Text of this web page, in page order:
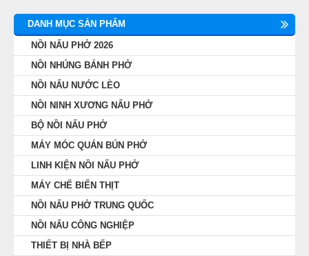
DANH MỤC SẢN PHẨM
NỒI NẤU PHỞ 2026
NỒI NHÚNG BÁNH PHỞ
NỒI NẤU NƯỚC LÈO
NỒI NINH XƯƠNG NẤU PHỞ
BỘ NỒI NẤU PHỞ
MÁY MÓC QUÁN BÚN PHỞ
LINH KIỆN NỒI NẤU PHỞ
MÁY CHẾ BIẾN THỊT
NỒI NẤU PHỞ TRUNG QUỐC
NỒI NẤU CÔNG NGHIỆP
THIẾT BỊ NHÀ BẾP